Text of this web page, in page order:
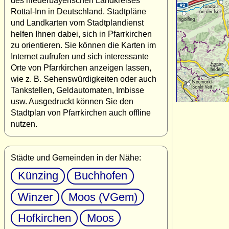
Rottal-Inn in Deutschland. Stadtpläne
und Landkarten vom Stadtplandienst
helfen Ihnen dabei, sich in Pfarrkirchen
zu orientieren. Sie können die Karten im
Internet aufrufen und sich interessante
Orte von Pfarrkirchen anzeigen lassen,
wie z. B. Sehenswürdigkeiten oder auch
Tankstellen, Geldautomaten, Imbisse
usw. Ausgedruckt können Sie den
Stadtplan von Pfarrkirchen auch offline
nutzen.
Städte und Gemeinden in der Nähe:
Künzing
Buchhofen
Winzer
Moos (VGem)
Hofkirchen
Moos